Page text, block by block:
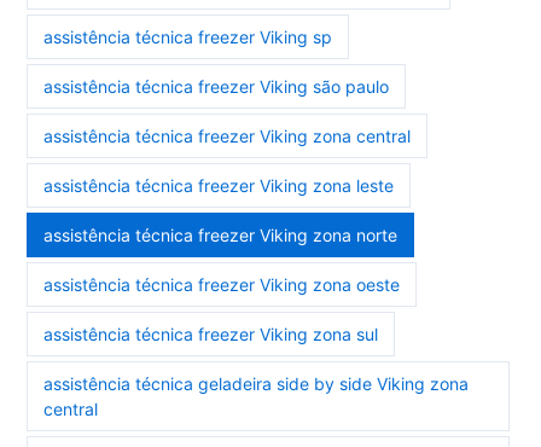
assistência técnica freezer Viking sp
assistência técnica freezer Viking são paulo
assistência técnica freezer Viking zona central
assistência técnica freezer Viking zona leste
assistência técnica freezer Viking zona norte
assistência técnica freezer Viking zona oeste
assistência técnica freezer Viking zona sul
assistência técnica geladeira side by side Viking zona
central